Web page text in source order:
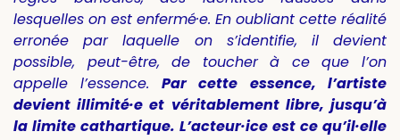
lesquelles on est enfermé·e. En oubliant cette réalité
erronée par laquelle on s’identifie, il devient
possible, peut-être, de toucher à ce que l’on
appelle l’essence. Par cette essence, l’artiste
devient illimité·e et véritablement libre, jusqu’à
la limite cathartique. L’acteur·ice est ce qu’il·elle